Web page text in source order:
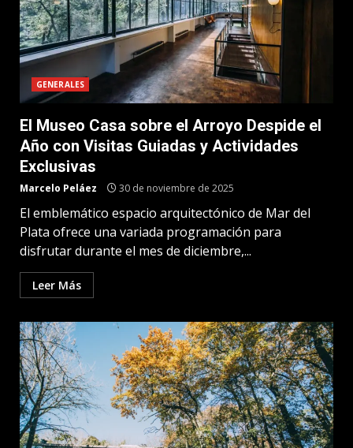
GENERALES
El Museo Casa sobre el Arroyo Despide el
Año con Visitas Guiadas y Actividades
Exclusivas
Marcelo Peláez 30 de noviembre de 2025
El emblemático espacio arquitectónico de Mar del
Plata ofrece una variada programación para
disfrutar durante el mes de diciembre,...
Leer Más